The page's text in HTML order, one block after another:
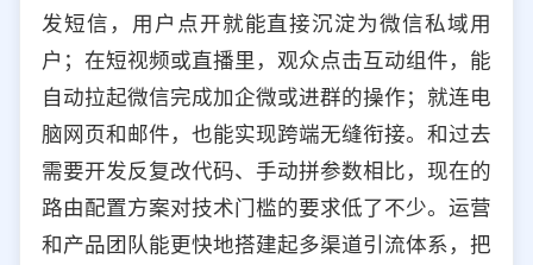
发短信，用户点开就能直接沉淀为微信私域用
户；在短视频或直播里，观众点击互动组件，能
自动拉起微信完成加企微或进群的操作；就连电
脑网页和邮件，也能实现跨端无缝衔接。和过去
需要开发反复改代码、手动拼参数相比，现在的
路由配置方案对技术门槛的要求低了不少。运营
和产品团队能更快地搭建起多渠道引流体系，把